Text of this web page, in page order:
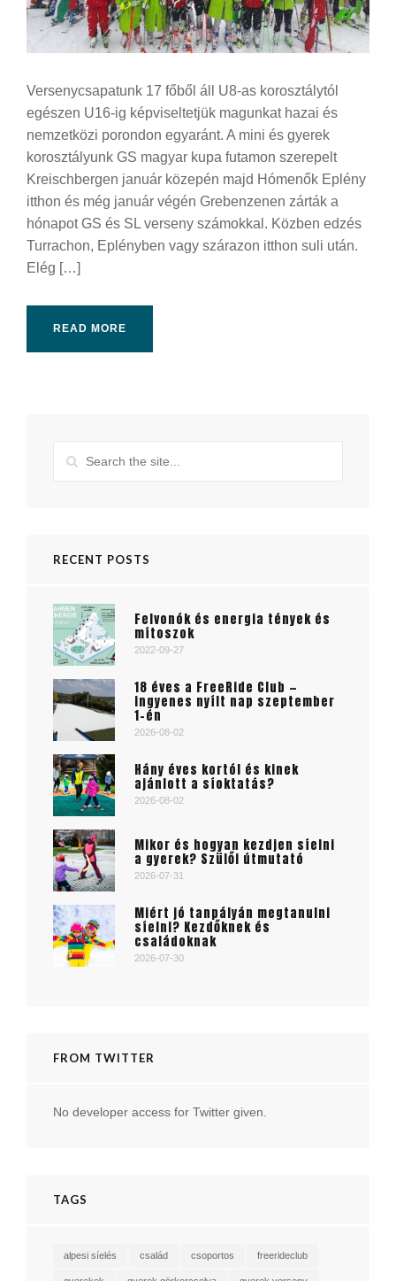
Versenycsapatunk 17 főből áll U8-as korosztálytól
egészen U16-ig képviseltetjük magunkat hazai és
nemzetközi porondon egyaránt. A mini és gyerek
korosztályunk GS magyar kupa futamon szerepelt
Kreischbergen január közepén majd Hómenők Eplény
itthon és még január végén Grebenzenen zárták a
hónapot GS és SL verseny számokkal. Közben edzés
Turrachon, Eplényben vagy szárazon itthon suli után.
Elég […]
READ MORE
RECENT POSTS
Felvonók és energia tények és
mítoszok
2022-09-27
18 éves a FreeRide Club —
ingyenes nyílt nap szeptember
1-én
2026-08-02
Hány éves kortól és kinek
ajánlott a síoktatás?
2026-08-02
Mikor és hogyan kezdjen síelni
a gyerek? Szülői útmutató
2026-07-31
Miért jó tanpályán megtanulni
síelni? Kezdőknek és
családoknak
2026-07-30
FROM TWITTER
No developer access for Twitter given.
TAGS
alpesi síelés család csoportos freerideclub